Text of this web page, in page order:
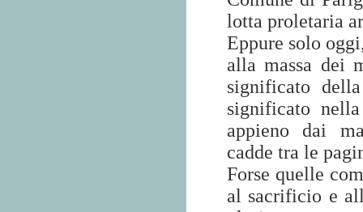
lotta proletaria
Eppure solo
alla massa dei
significato
significato
appieno dai
cadde tra le
Forse quelle
al sacrificio e